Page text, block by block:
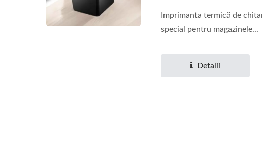
Imprimanta termică de
special pentru magazinele...
Detalii